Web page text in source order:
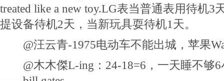
treated like a new toy.LG表当普通表用待机3
提设备待机2天，当新玩具耍待机1天。
@汪云青-1975电动车不能出城，苹果
@木木傑L-ing：24-18=6，一天睡不够6